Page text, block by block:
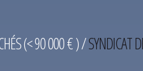
(< 90 000 € )/SYNDICAT